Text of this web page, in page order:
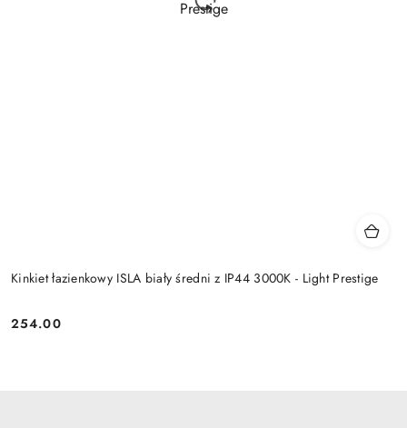
Kinkiet łazienkowy ISLA biały średni z IP44 3000K - Light Prestige
Cena:
254.00